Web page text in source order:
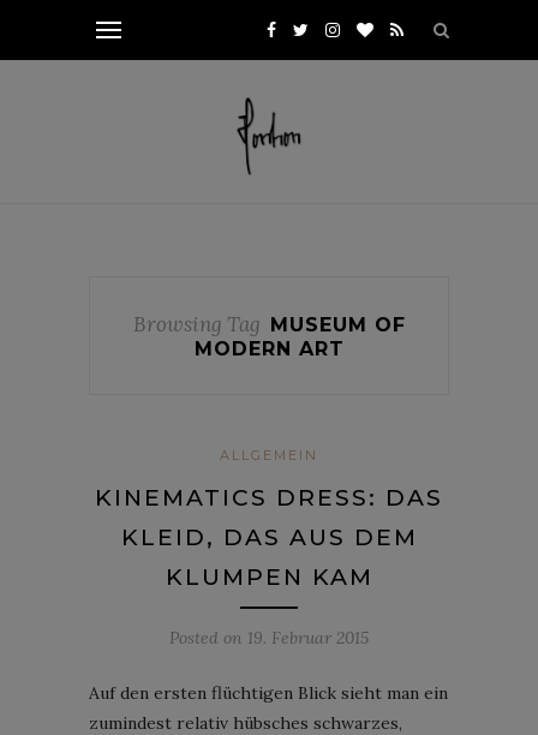
Browsing Tag MUSEUM OF
MODERN ART
ALLGEMEIN
KINEMATICS DRESS: DAS
KLEID, DAS AUS DEM
KLUMPEN KAM
Posted on 19. Februar 2015
Auf den ersten flüchtigen Blick sieht man ein
zumindest relativ hübsches schwarzes,